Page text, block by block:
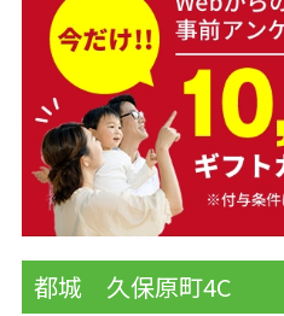
都城 久保原町4C